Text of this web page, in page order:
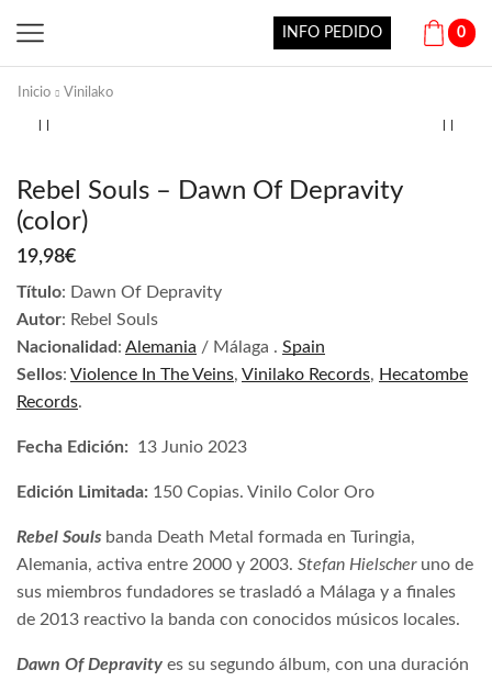
INFO PEDIDO 0
Inicio Vinilako
Rebel Souls – Dawn Of Depravity
(color)
19,98€
Título: Dawn Of Depravity
Autor: Rebel Souls
Nacionalidad: Alemania / Málaga . Spain
Sellos: Violence In The Veins, Vinilako Records, Hecatombe
Records.
Fecha Edición: 13 Junio 2023
Edición Limitada: 150 Copias. Vinilo Color Oro
Rebel Souls banda Death Metal formada en Turingia,
Alemania, activa entre 2000 y 2003. Stefan Hielscheruno de
sus miembros fundadores se trasladó a Málaga y a finales
de 2013 reactivo la banda con conocidos músicos locales.
Dawn Of Depravity es su segundo álbum, con una duración